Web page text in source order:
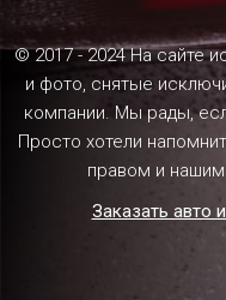
© 2017 - 2024 На сайте
и фото, снятые
компании. Мы рады,
Просто хотели
правом и
Заказать авто